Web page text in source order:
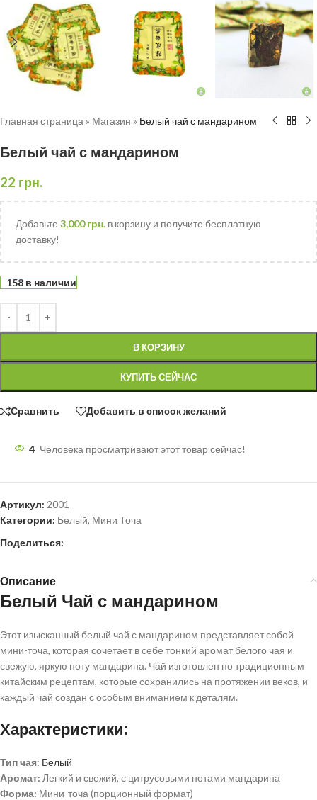
Главная страница » Магазин » Белый чай с мандарином
Белый чай с мандарином
22 грн.
Добавьте 3,000грн. в корзину и получите бесплатную
доставку!
158 в наличии
В КОРЗИНУ
КУПИТЬ СЕЙЧАС
Сравнить Добавить в список желаний
4 Человека просматривают этот товар сейчас!
Артикул: 2001
Категории: Белый, Мини Точа
Поделиться:
Описание
Белый Чай с мандарином
Этот изысканный белый чай с мандарином представляет собой
мини-точа, которая сочетает в себе тонкий аромат белого чая и
свежую, яркую ноту мандарина. Чай изготовлен по традиционным
китайским рецептам, которые сохранились на протяжении веков, и
каждый чай создан с особым вниманием к деталям.
Характеристики:
Тип чая: Белый
Аромат: Легкий и свежий, с цитрусовыми нотами мандарина
Форма: Мини-точа (порционный формат)